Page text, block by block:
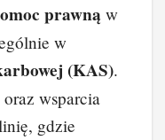
prawną w
w
(KAS).
wsparcia
gdzie